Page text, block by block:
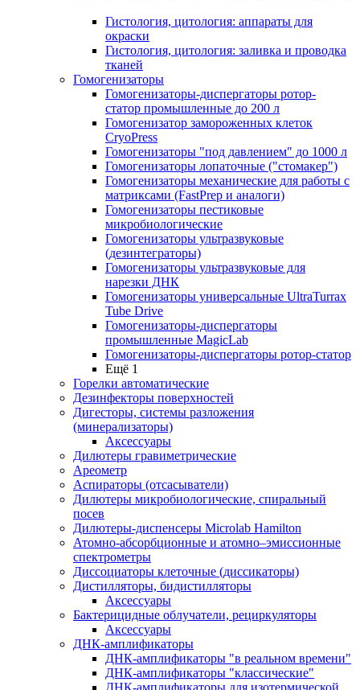
Гистология, цитология: аппараты для
окраски
Гистология, цитология: заливка и проводка
тканей
Гомогенизаторы
Гомогенизаторы-диспергаторы ротор-
статор промышленные до 200 л
Гомогенизатор замороженных клеток
CryoPress
Гомогенизаторы "под давлением" до 1000 л
Гомогенизаторы лопаточные ("стомакер")
Гомогенизаторы механические для работы с
матриксами (FastPrep и аналоги)
Гомогенизаторы пестиковые
микробиологические
Гомогенизаторы ультразвуковые
(дезинтеграторы)
Гомогенизаторы ультразвуковые для
нарезки ДНК
Гомогенизаторы универсальные UltraTurrax
Tube Drive
Гомогенизаторы-диспергаторы
промышленные MagicLab
Гомогенизаторы-диспергаторы ротор-статор
Ещё 1
Горелки автоматические
Дезинфекторы поверхностей
Дигесторы, системы разложения
(минерализаторы)
Аксессуары
Дилютеры гравиметрические
Ареометр
Аспираторы (отсасыватели)
Дилютеры микробиологические, спиральный
посев
Дилютеры-диспенсеры Microlab Hamilton
Атомно-абсорбционные и атомно–эмиссионные
спектрометры
Диссоциаторы клеточные (диссикаторы)
Дистилляторы, бидистилляторы
Аксессуары
Бактерицидные облучатели, рециркуляторы
Аксессуары
ДНК-амплификаторы
ДНК-амплификаторы "в реальном времени"
ДНК-амплификаторы "классические"
ДНК-амплификаторы для изотермической